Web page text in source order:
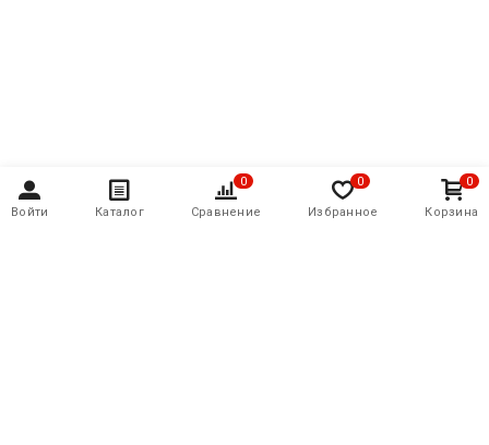
Войти Каталог
0
Сравнение
0
Избранное
0
Корзина